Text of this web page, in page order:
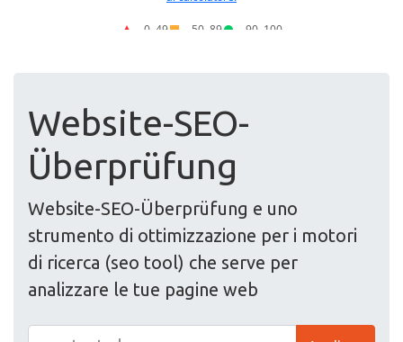
Website-SEO-
Überprüfung
Website-SEO-Überprüfung e uno
strumento di ottimizzazione per i motori
di ricerca (seo tool) che serve per
analizzare le tue pagine web